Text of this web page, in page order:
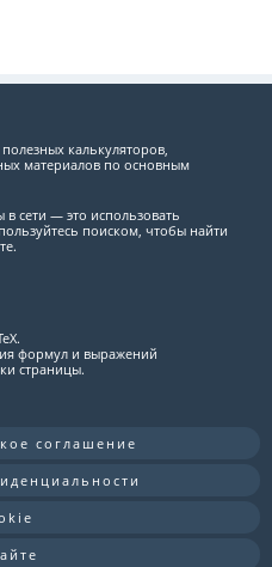
калькуляторов,
материалов по основным
сети — это использовать
поиском, чтобы найти
формул и выражений
страницы.
соглашение